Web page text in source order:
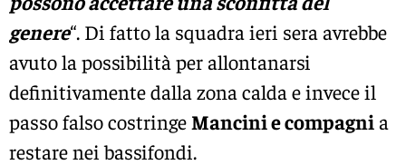
genere“. Di fatto la squadra ieri sera avrebbe
avuto la possibilità per allontanarsi
definitivamente dalla zona calda e invece il
passo falso costringe Mancini e compagni a
restare nei bassifondi.